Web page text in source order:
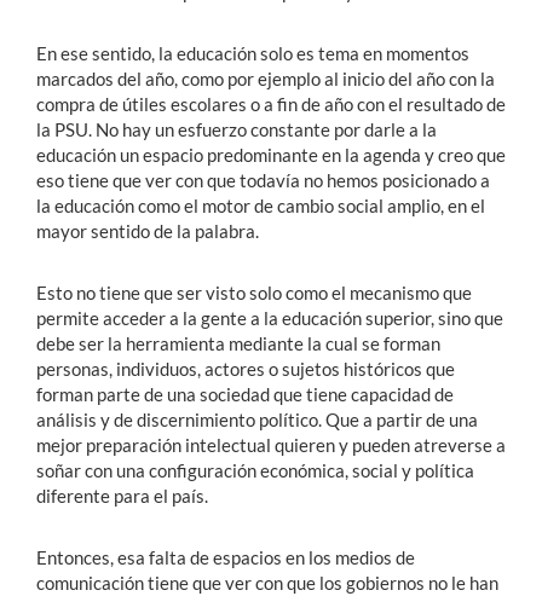
En ese sentido, la educación solo es tema en momentos
marcados del año, como por ejemplo al inicio del año con la
compra de útiles escolares o a fin de año con el resultado de
la PSU. No hay un esfuerzo constante por darle a la
educación un espacio predominante en la agenda y creo que
eso tiene que ver con que todavía no hemos posicionado a
la educación como el motor de cambio social amplio, en el
mayor sentido de la palabra.
Esto no tiene que ser visto solo como el mecanismo que
permite acceder a la gente a la educación superior, sino que
debe ser la herramienta mediante la cual se forman
personas, individuos, actores o sujetos históricos que
forman parte de una sociedad que tiene capacidad de
análisis y de discernimiento político. Que a partir de una
mejor preparación intelectual quieren y pueden atreverse a
soñar con una configuración económica, social y política
diferente para el país.
Entonces, esa falta de espacios en los medios de
comunicación tiene que ver con que los gobiernos no le han